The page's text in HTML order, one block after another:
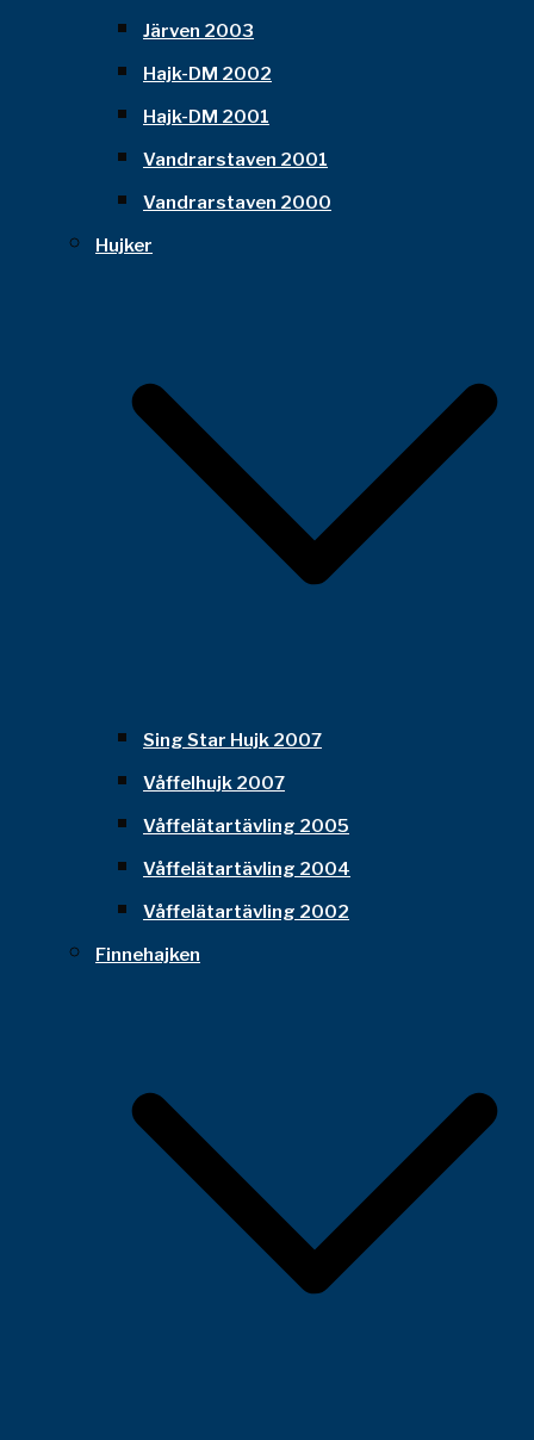
Järven 2003
Hajk-DM 2002
Hajk-DM 2001
Vandrarstaven 2001
Vandrarstaven 2000
Hujker
Sing Star Hujk 2007
Våffelhujk 2007
Våffelätartävling 2005
Våffelätartävling 2004
Våffelätartävling 2002
Finnehajken